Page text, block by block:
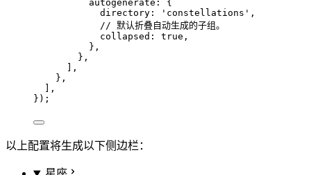
autogenerate: {
directory:
' constellations ' ,
// 默认折叠自动生成的子组。
collapsed: true ,
},
},
],
},
],
});
以上配置将生成以下侧边栏：